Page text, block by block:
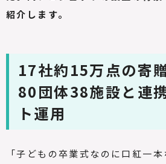
紹介します。
17社約15万点の寄
80団体38施設と連
ト運用
「子どもの卒業式なのに口紅一